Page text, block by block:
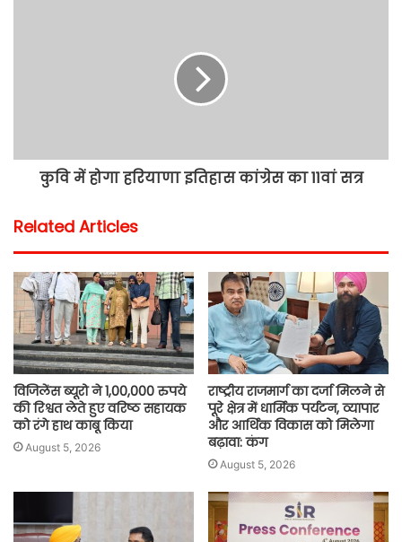
कुवि में होगा हरियाणा इतिहास कांग्रेस का 11वां सत्र
Related Articles
विजिलेंस ब्यूरो ने 1,00,000 रुपये
की रिश्वत लेते हुए वरिष्ठ सहायक
को रंगे हाथ काबू किया
August 5, 2026
राष्ट्रीय राजमार्ग का दर्जा मिलने से
पूरे क्षेत्र में धार्मिक पर्यटन, व्यापार
और आर्थिक विकास को मिलेगा
बढ़ावा: कंग
August 5, 2026